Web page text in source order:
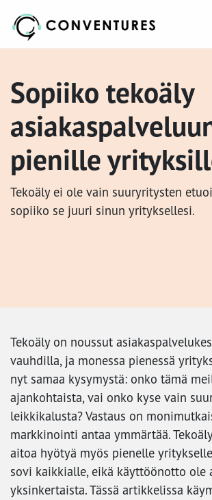
Sopiiko tekoäly
pienille
Tekoäly ei ole vain suuryritysten
sopiiko se juuri sinun yrityksellesi.
Tekoäly on noussut
vauhdilla, ja monessa pienessä
nyt samaa kysymystä: onko tämä
ajankohtaista, vai onko kyse vain
leikkikalusta? Vastaus on
markkinointi antaa ymmärtää.
aitoa hyötyä myös pienelle
sovi kaikkialle, eikä käyttöönotto ole
yksinkertaista. Tässä artikkelissa